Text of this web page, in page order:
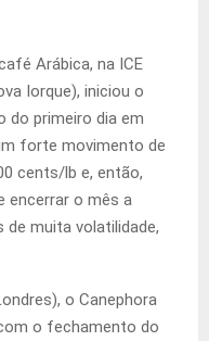
Arábica, na ICE
Iorque), iniciou o
primeiro dia em
forte movimento de
cents/lb e, então,
encerrar o mês a
muita volatilidade,
o Canephora
o fechamento do